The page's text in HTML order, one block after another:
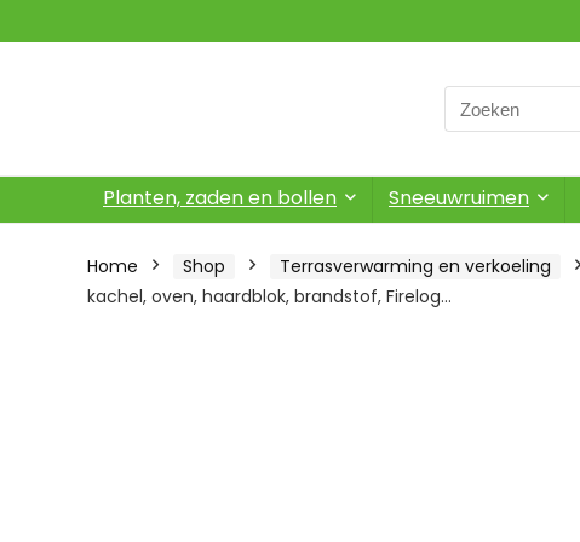
Search
for:
Planten, zaden en bollen Sneeuwruimen
Home Shop Terrasverwarming en verkoeling
kachel, oven, haardblok, brandstof, Firelog…